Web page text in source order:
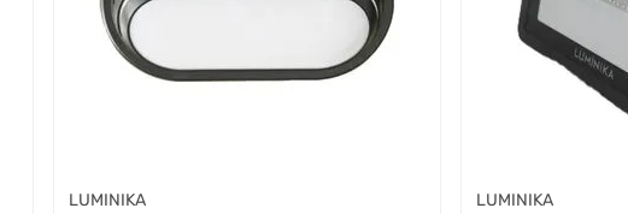
LUMINIKA LUMINIKA